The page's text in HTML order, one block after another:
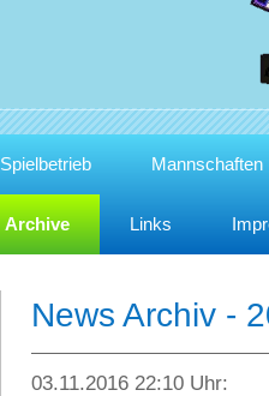
Spielbetrieb Mannschaften
Archive Links
News Archiv -
03.11.2016 22:10 Uhr: